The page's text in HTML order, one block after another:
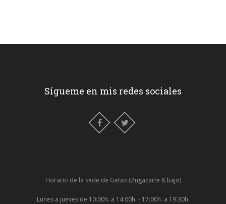
Sígueme en mis redes sociales
Horario de la sede de Getxo (Zugazarte 8 bajo)
Lunes a jueves de 10:00h. a 14:00h. - 17:00h. a 19:30h.